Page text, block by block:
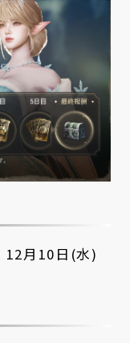
12月10日(水)